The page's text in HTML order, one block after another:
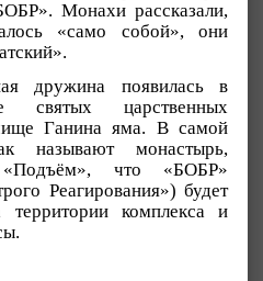
Монахи рассказали,
«само собой», они
дружина появилась в
святых царственных
Ганина яма. В самой
называют монастырь,
что «БОБР»
Реагирования») будет
территории комплекса и